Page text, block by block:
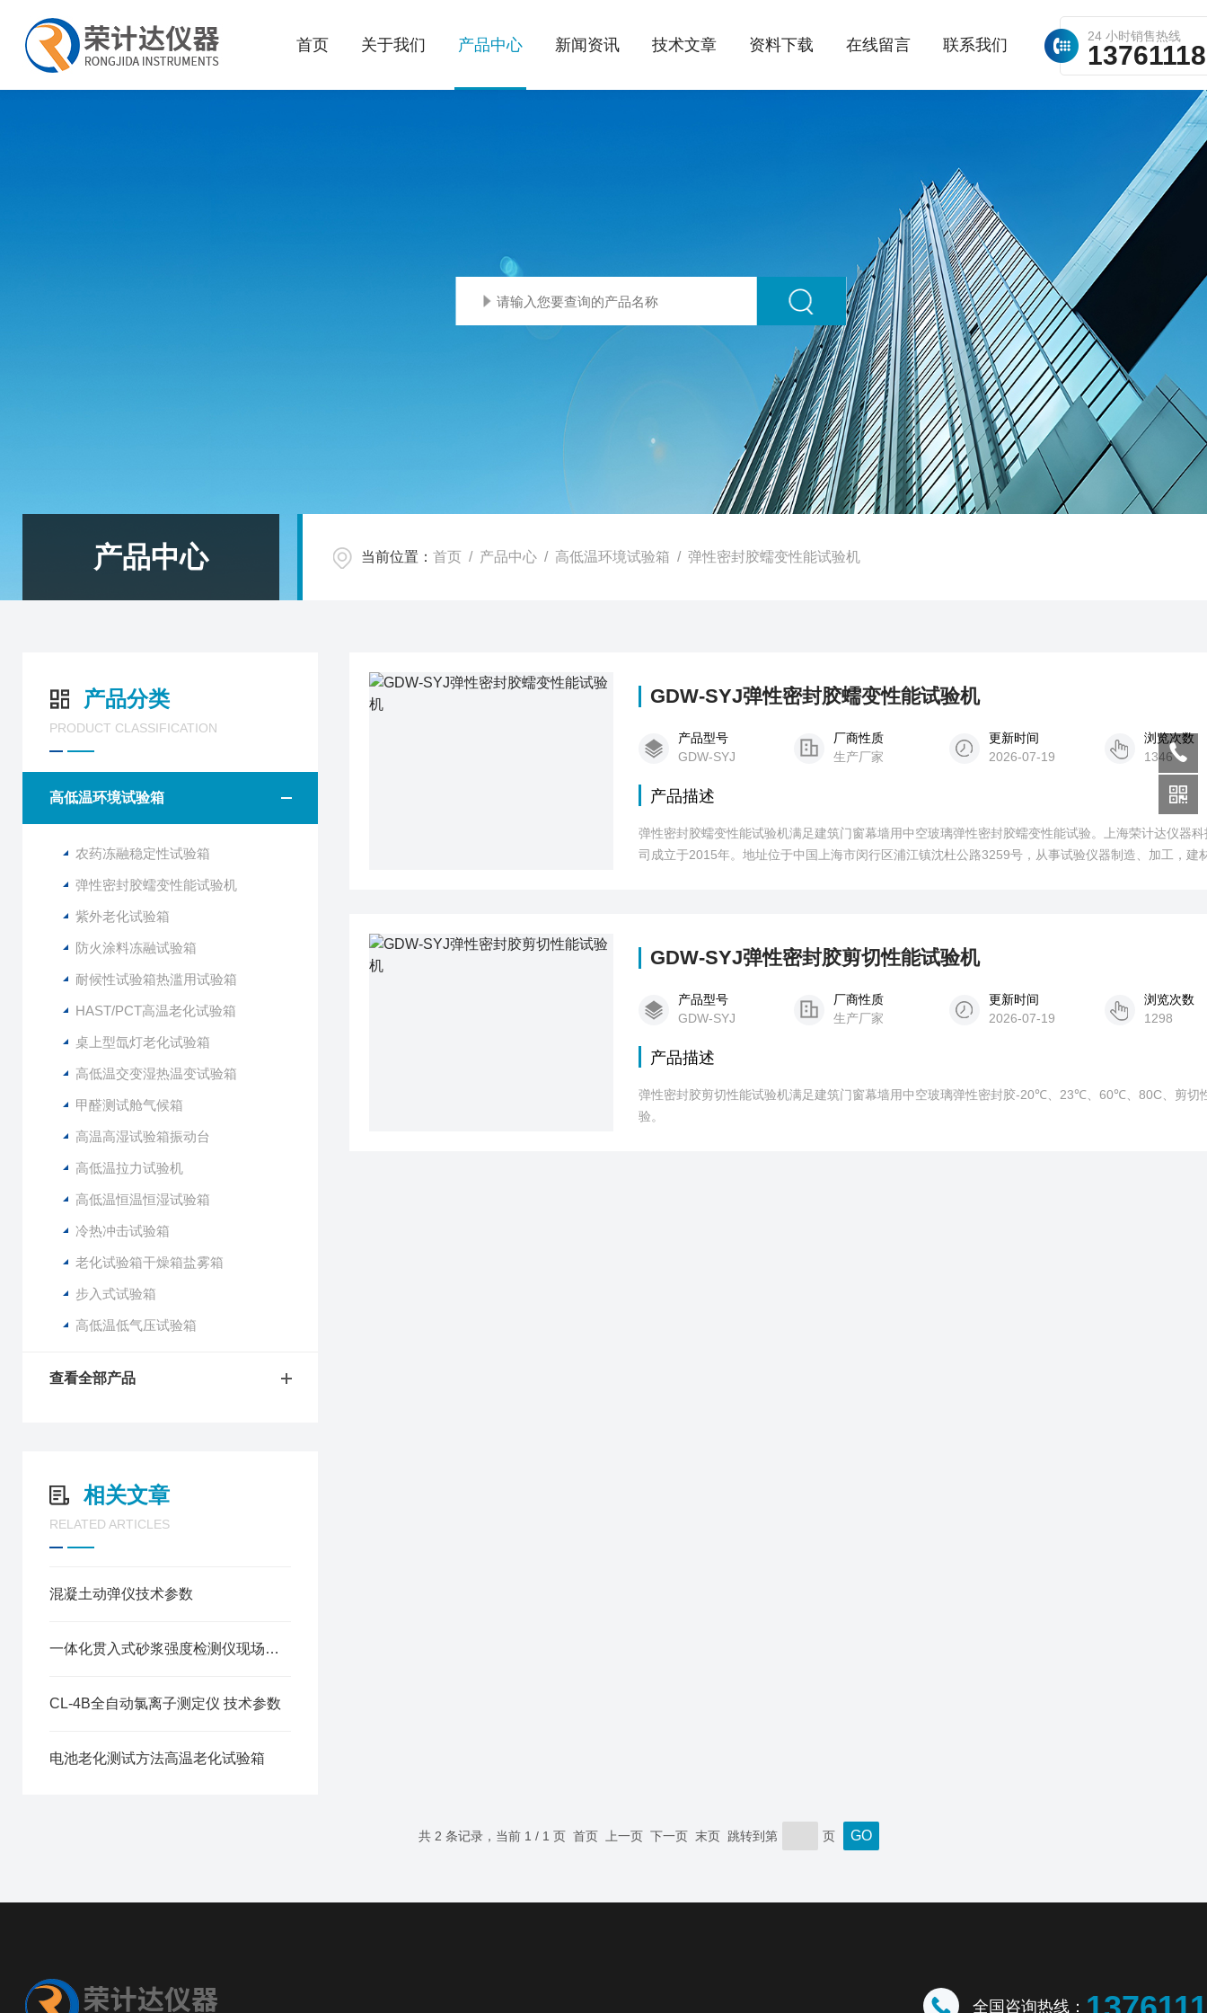
24 小时销售热线
首页 关于我们 产品中心 新闻资讯 技术文章 资料下载 在线留言 联系我们
产品中心 当前位置： 首页 / 产品中心 / 高低温环境试验箱 / 弹性密封胶蠕变性能试验机
产品分类
PRODUCT CLASSIFICATION
高低温环境试验箱
农药冻融稳定性试验箱
弹性密封胶蠕变性能试验机
紫外老化试验箱
防火涂料冻融试验箱
耐候性试验箱热滥用试验箱
HAST/PCT高温老化试验箱
桌上型氙灯老化试验箱
高低温交变湿热温变试验箱
甲醛测试舱气候箱
高温高湿试验箱振动台
高低温拉力试验机
高低温恒温恒湿试验箱
冷热冲击试验箱
老化试验箱干燥箱盐雾箱
步入式试验箱
高低温低气压试验箱
查看全部产品
相关文章
RELATED ARTICLES
混凝土动弹仪技术参数
一体化贯入式砂浆强度检测仪现场检测方法说明
CL-4B全自动氯离子测定仪 技术参数
电池老化测试方法高温老化试验箱
GDW-SYJ弹性密封胶蠕变性能试验机
产品型号
GDW-SYJ
厂商性质
生产厂家
更新时间
2026-07-19
浏览次数
1346
产品描述
弹性密封胶蠕变性能试验机满足建筑门窗幕墙用中空玻璃弹性密封胶蠕变性能试验。上海荣计达仪器
司成立于2015年。地址位于中国上海市闵行区浦江镇沈杜公路3259号，从事试验仪器制造、加工，建
GDW-SYJ弹性密封胶剪切性能试验机
产品型号
GDW-SYJ
厂商性质
生产厂家
更新时间
2026-07-19
浏览次数
1298
产品描述
弹性密封胶剪切性能试验机满足建筑门窗幕墙用中空玻璃弹性密封胶-20℃、23℃、60℃、80C、剪切
验。
共 2 条记录，当前 1 / 1 页 首页 上一页 下一页 末页 跳转到第 页
全国咨询热线：